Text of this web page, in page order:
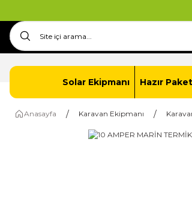
Anasayfa İletişim Solar Paket Oluştur
Solar Ekipmanı Hazır
Anasayfa Karavan Ekipmanı